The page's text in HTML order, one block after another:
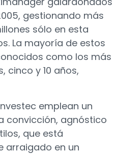
gestionando más
sólo en esta
La mayoría de estos
como los más
cinco y 10 años,
emplean un
convicción, agnóstico
que está
arraigado en un